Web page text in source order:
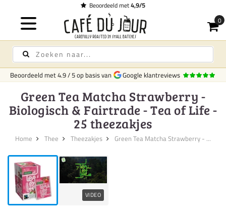
Beoordeeld met4.9/5op basis van Google klantreviews
Green Tea Matcha Strawberry -
Biologisch & Fairtrade - Tea of Life -
25 theezakjes
Home Thee Theezakjes Green Tea Matcha Strawberry - ...
VIDEO